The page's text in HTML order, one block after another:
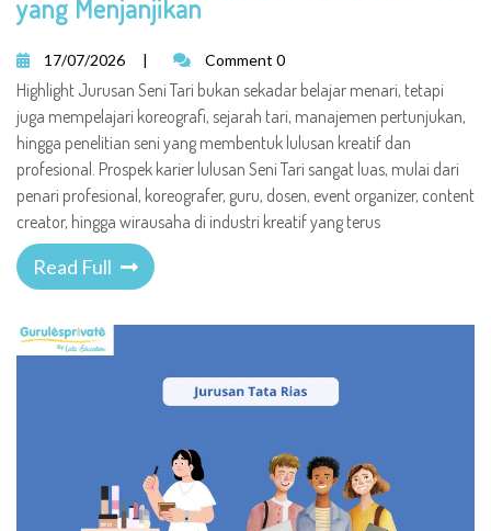
yang Menjanjikan
17/07/2026 | Comment 0
Highlight Jurusan Seni Tari bukan sekadar belajar menari, tetapi
juga mempelajari koreografi, sejarah tari, manajemen pertunjukan,
hingga penelitian seni yang membentuk lulusan kreatif dan
profesional. Prospek karier lulusan Seni Tari sangat luas, mulai dari
penari profesional, koreografer, guru, dosen, event organizer, content
creator, hingga wirausaha di industri kreatif yang terus
Read Full